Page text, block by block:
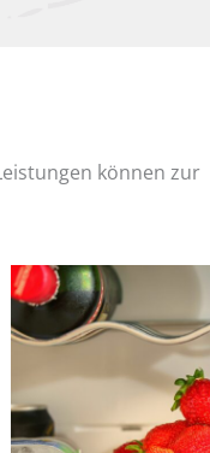
können zur